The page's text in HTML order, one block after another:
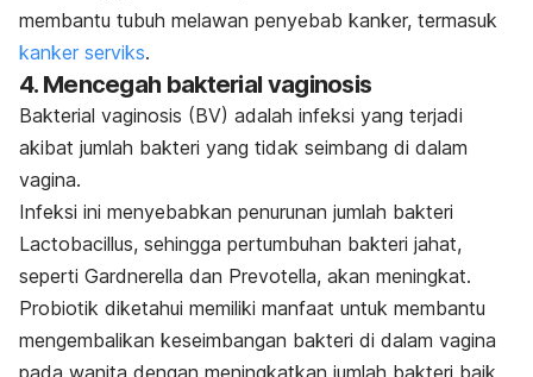
membantu tubuh melawan penyebab kanker, termasuk
kanker serviks.
4. Mencegah bakterial vaginosis
Bakterial vaginosis (BV) adalah infeksi yang terjadi
akibat jumlah bakteri yang tidak seimbang di dalam
vagina.
Infeksi ini menyebabkan penurunan jumlah bakteri
Lactobacillus, sehingga pertumbuhan bakteri jahat,
seperti Gardnerella dan Prevotella, akan meningkat.
Probiotik diketahui memiliki manfaat untuk membantu
mengembalikan keseimbangan bakteri di dalam vagina